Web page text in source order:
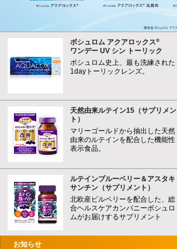
ボシュロム アクアロックス®
ワンデー UV シン トーリック
ボシュロム史上、最も洗練された
1dayトーリックレンズ。
天然由来ルテイン15（サプリメン
ト）
マリーゴールドから抽出した天然
由来のルテインを配合した機能性
表示食品。
ルテインブルーベリー＆アスタキ
サンチン（サプリメント）
北欧産ビルベリーを配合した、総
合ヘルスケアカンパニーボシュロ
ムがお届けするサプリメント
お知らせ